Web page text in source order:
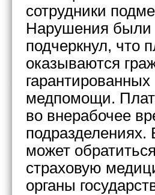
сотрудники
Нарушения были
подчеркнул, что
оказываются
медпомощи.
во внерабочее
подразделениях.
может
страховую
органы